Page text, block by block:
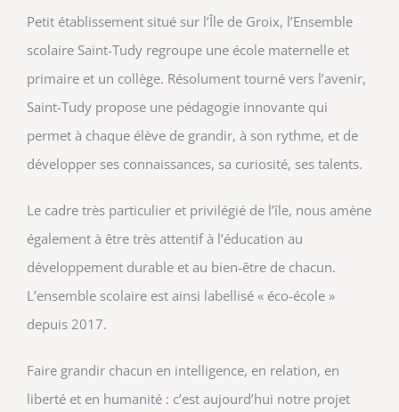
Petit établissement situé sur l’Île de Groix, l’Ensemble
scolaire Saint-Tudy regroupe une école maternelle et
primaire et un collège. Résolument tourné vers l’avenir,
Saint-Tudy propose une pédagogie innovante qui
permet à chaque élève de grandir, à son rythme, et de
développer ses connaissances, sa curiosité, ses talents.
Le cadre très particulier et privilégié de l’île, nous amène
également à être très attentif à l’éducation au
développement durable et au bien-être de chacun.
L’ensemble scolaire est ainsi labellisé « éco-école »
depuis 2017.
Faire grandir chacun en intelligence, en relation, en
liberté et en humanité : c’est aujourd’hui notre projet